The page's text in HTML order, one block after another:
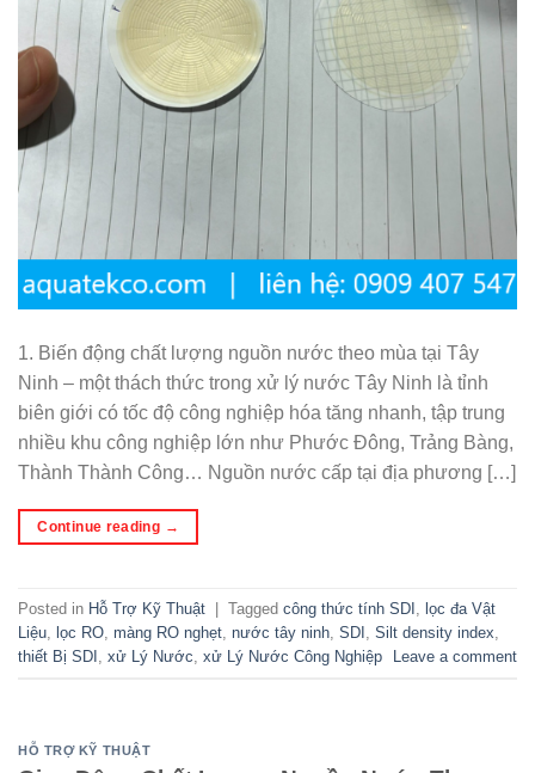
1. Biến động chất lượng nguồn nước theo mùa tại Tây
Ninh – một thách thức trong xử lý nước Tây Ninh là tỉnh
biên giới có tốc độ công nghiệp hóa tăng nhanh, tập trung
nhiều khu công nghiệp lớn như Phước Đông, Trảng Bàng,
Thành Thành Công… Nguồn nước cấp tại địa phương […]
Continue reading →
Posted in Hỗ Trợ Kỹ Thuật | Tagged công thức tính SDI lọc đa Vật
Liệu lọc RO màng RO nghẹt nước tây ninh SDI Silt density index
thiết Bị SDI xử Lý Nước xử Lý Nước Công Nghiệp Leave a comment
HỖ TRỢ KỸ THUẬT